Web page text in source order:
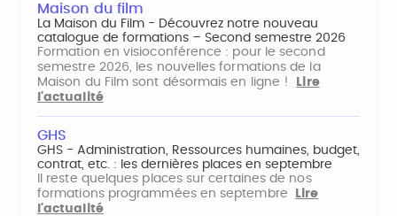
Maison du film
La Maison du Film - Découvrez notre nouveau
catalogue de formations – Second semestre 2026
Formation en visioconférence : pour le second
semestre 2026, les nouvelles formations de la
Maison du Film sont désormais en ligne !
Lire
l'actualité
GHS
GHS - Administration, Ressources humaines, budget,
contrat, etc. : les dernières places en septembre
Il reste quelques places sur certaines de nos
formations programmées en septembre
Lire
l'actualité